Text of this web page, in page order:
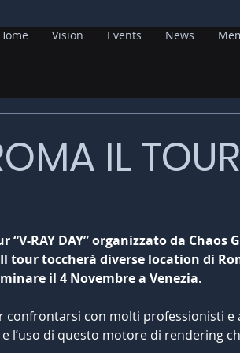
Vision Events News
IL
RAY DAY” organizzato da
tour toccherà diverse location di
il 4 Novembre a Venezia.
confrontarsi con molti professionisti
l’uso di questo motore di rendering